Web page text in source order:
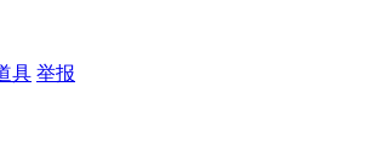
具 举报